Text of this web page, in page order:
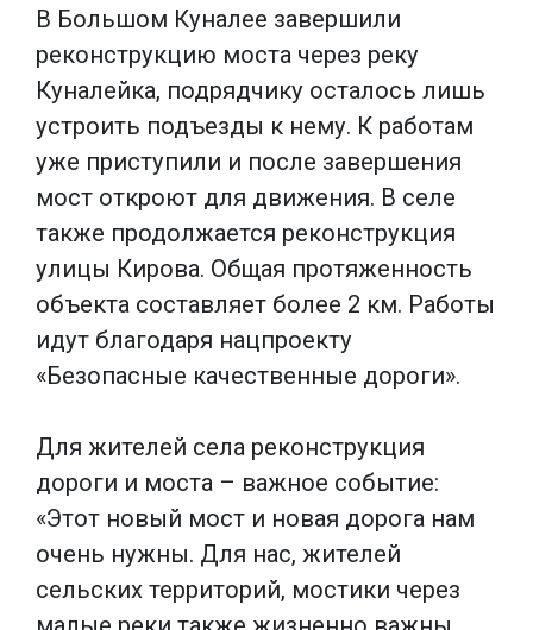
В Большом Куналее завершили
реконструкцию моста через реку
Куналейка, подрядчику осталось лишь
устроить подъезды к нему. К работам
уже приступили и после завершения
мост откроют для движения. В селе
также продолжается реконструкция
улицы Кирова. Общая протяженность
объекта составляет более 2 км. Работы
идут благодаря нацпроекту
«Безопасные качественные дороги».
Для жителей села реконструкция
дороги и моста – важное событие:
«Этот новый мост и новая дорога нам
очень нужны. Для нас, жителей
сельских территорий, мостики через